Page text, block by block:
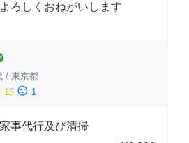
ろしくおねがいします
/ 東京都
16 sentiment_dissatisfied 1
事代行及び清掃